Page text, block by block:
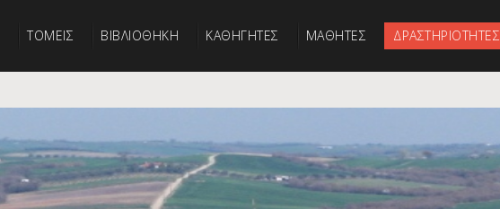
ΤΟΜΕΙΣ ΒΙΒΛΙΟΘΗΚΗ ΚΑΘΗΓΗΤΕΣ ΜΑΘΗΤΕΣ ΔΡΑΣΤΗΡΙΟΤΗΤΕΣ